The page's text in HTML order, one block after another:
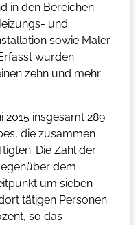
in den Bereichen
und
sowie Maler-
wurden
zehn und mehr
2015 insgesamt 289
die zusammen
Die Zahl der
dem
um sieben
tätigen Personen
so das